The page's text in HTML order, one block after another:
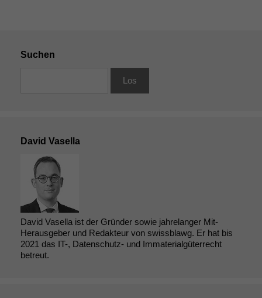
Suchen
David Vasella
David Vasella ist der Gründer sowie jahrelanger Mit-
Herausgeber und Redakteur von swissblawg. Er hat bis
2021 das IT-, Datenschutz- und Immaterialgüterrecht
betreut.